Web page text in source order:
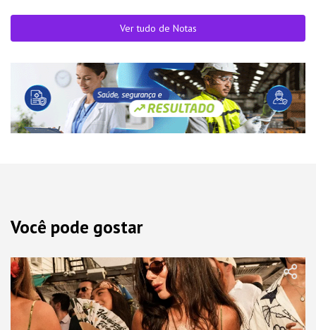
Ver tudo de Notas
Você pode gostar